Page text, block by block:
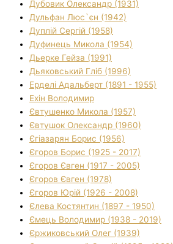
Дубовик Олександр (1931)
Дульфан Люс`єн (1942)
Дуплій Сергій (1958)
Дуфинець Микола (1954)
Дьерке Гейза (1991)
Дьяковський Гліб (1996)
Ерделі Адальберт (1891 - 1955)
Ехін Володимир
Євтушенко Микола (1957)
Євтушок Олександр (1960)
Єгіазарян Борис (1956)
Єгоров Борис (1925 - 2017)
Єгоров Євген (1917 - 2005)
Єгоров Євген (1978)
Єгоров Юрій (1926 - 2008)
Єлева Костянтин (1897 - 1950)
Ємець Володимир (1938 - 2019)
Єржиковський Олег (1939)